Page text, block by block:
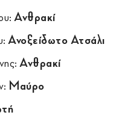
Ανθρακί
Ανοξείδωτο Ατσάλι
Ανθρακί
Μαύρο